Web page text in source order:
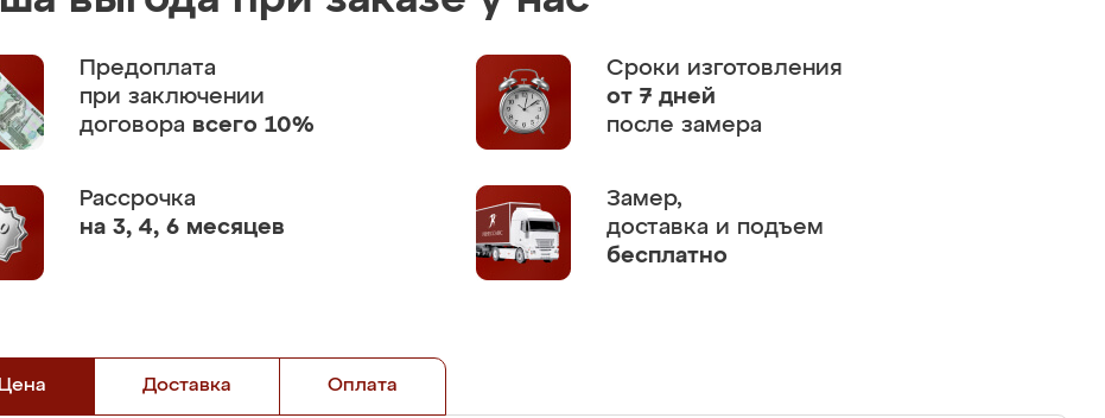
Предоплата
при заключении
договора всего 10%
Сроки изготовления
от 7 дней
после замера
Рассрочка
на 3, 4, 6 месяцев
Замер,
доставка и подъем
бесплатно
Цена Доставка Оплата